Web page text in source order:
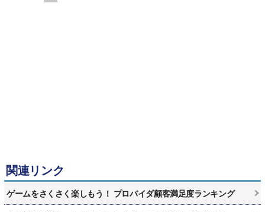
関連リンク
ゲームをさくさく楽しもう！ プロバイダ顧客満足度ランキング